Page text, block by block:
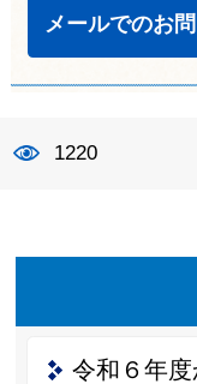
メールでのお
1220
令和６年